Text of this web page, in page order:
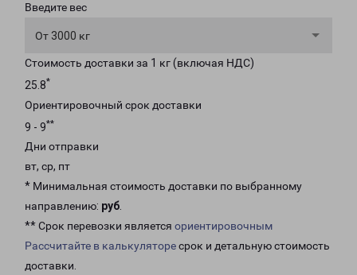
Введите вес
От 3000 кг
Стоимость доставки за 1 кг (включая НДС)
25.8*
Ориентировочный срок доставки
9 - 9**
Дни отправки
вт, ср, пт
* Минимальная стоимость доставки по выбранному
направлению: руб.
** Срок перевозки является ориентировочным
Рассчитайте в калькуляторесрок и детальную стоимость
доставки.